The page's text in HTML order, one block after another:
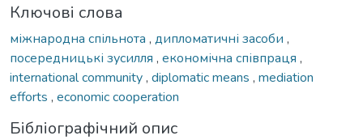
Ключові слова
міжнародна спільнота , дипломатичні засоби ,
посередницькі зусилля , економічна співпраця ,
international community, diplomatic means , mediation
efforts , economic cooperation
Бібліографічний опис